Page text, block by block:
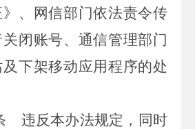
、网信部门依法责令传
闭账号、通信管理部门
下架移动应用程序的处
违反本办法规定，同时